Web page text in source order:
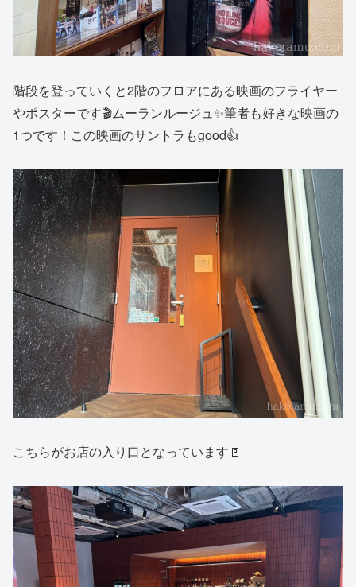
階段を登っていくと2階のフロアにある映画のフライヤー
やポスターです🎬ムーランルージュ✨筆者も好きな映画の
1つです！この映画のサントラもgood👍
こちらがお店の入り口となっています🚪